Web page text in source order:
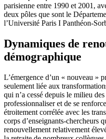
parisienne entre 1990 et 2001,
deux pôles que sont le
l’Université Paris I Panthéon-
Dynamiques de
démographique
L’émergence d’un « nouveau »
seulement liée aux
qui n’a cessé depuis le milieu
professionnaliser et de se
étroitement corrélée avec les
corps d’enseignants-chercheurs
renouvellement relativement